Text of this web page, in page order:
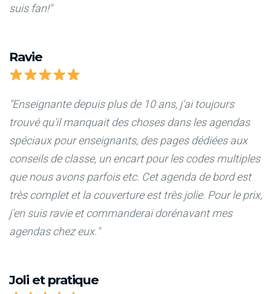
suis fan!"
Ravie
"Enseignante depuis plus de 10 ans, j'ai toujours
trouvé qu'il manquait des choses dans les agendas
spéciaux pour enseignants, des pages dédiées aux
conseils de classe, un encart pour les codes multiples
que nous avons parfois etc. Cet agenda de bord est
très complet et la couverture est très jolie. Pour le prix,
j'en suis ravie et commanderai dorénavant mes
agendas chez eux."
Joli et pratique